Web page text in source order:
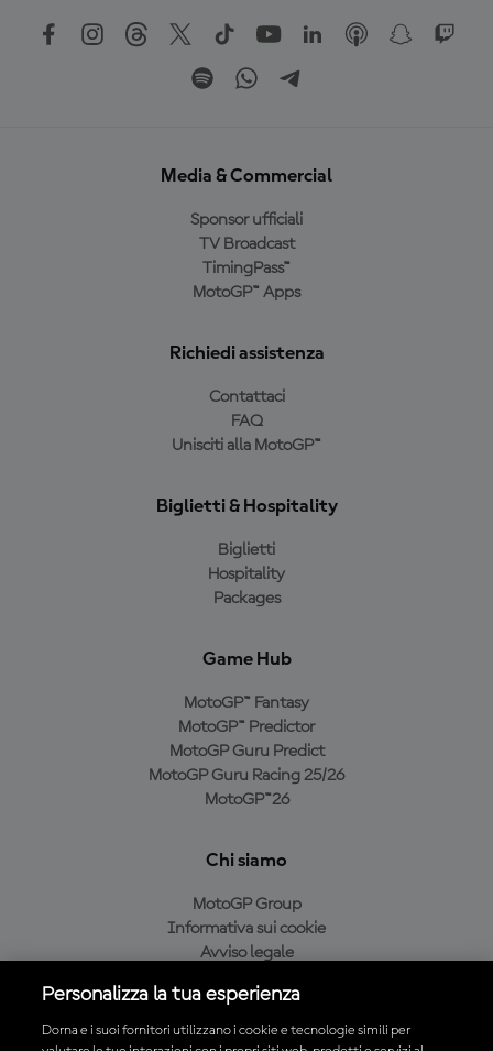
Media & Commercial
Sponsor ufficiali
TV Broadcast
TimingPass™
MotoGP™ Apps
Richiedi assistenza
Contattaci
FAQ
Unisciti alla MotoGP™
Biglietti & Hospitality
Biglietti
Hospitality
Packages
Game Hub
MotoGP™ Fantasy
MotoGP™ Predictor
MotoGP Guru Predict
MotoGP Guru Racing 25/26
MotoGP™26
Chi siamo
MotoGP Group
Informativa sui cookie
Avviso legale
Condizioni di acquisto
Personalizza la tua esperienza
Dorna e i suoi fornitori utilizzano i cookie e tecnologie simili per